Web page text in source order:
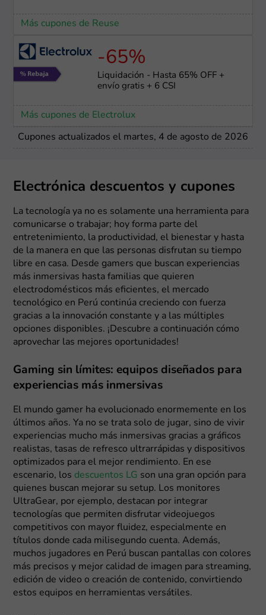
Más cupones de Reuse
-65%
Liquidación - Hasta 65% OFF +
envío gratis + 6 CSI
Más cupones de Electrolux
Cupones actualizados el martes, 4 de agosto de 2026
Electrónica descuentos y cupones
La tecnología ya no es solamente una herramienta para
comunicarse o trabajar; hoy forma parte del
entretenimiento, la productividad, el bienestar y hasta
de la manera en que las personas disfrutan su tiempo
libre en casa. Desde gamers que buscan experiencias
más inmersivas hasta familias que quieren
electrodomésticos más eficientes, el mercado
tecnológico en Perú continúa creciendo con fuerza
gracias a la innovación constante y a las múltiples
opciones disponibles. ¡Descubre a continuación cómo
aprovechar las mejores oportunidades!
Gaming sin límites: equipos diseñados para
experiencias más inmersivas
El mundo gamer ha evolucionado enormemente en los
últimos años. Ya no se trata solo de jugar, sino de vivir
experiencias mucho más inmersivas gracias a gráficos
realistas, tasas de refresco ultrarrápidas y dispositivos
optimizados para el mejor rendimiento. En ese
escenario, los descuentos LG son una gran opción para
quienes buscan mejorar su setup. Los monitores
UltraGear, por ejemplo, destacan por integrar
tecnologías que permiten disfrutar videojuegos
competitivos con mayor fluidez, especialmente en
títulos donde cada milisegundo cuenta. Además,
muchos jugadores en Perú buscan pantallas con colores
más precisos y mejor calidad de imagen para streaming,
edición de video o creación de contenido, convirtiendo
estos equipos en herramientas versátiles.